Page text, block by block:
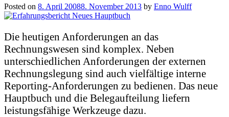
Posted on 8. April 20088. November 2013 by Enno Wulff
Die heutigen Anforderungen an das
Rechnungswesen sind komplex. Neben
unterschiedlichen Anforderungen der externen
Rechnungslegung sind auch vielfältige interne
Reporting-Anforderungen zu bedienen. Das neue
Hauptbuch und die Belegaufteilung liefern
leistungsfähige Werkzeuge dazu.